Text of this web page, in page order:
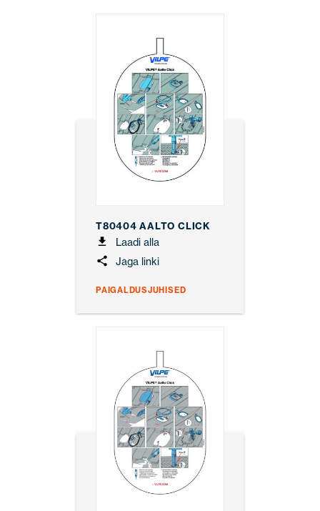
T80404 AALTO CLICK
Laadi alla
Jaga linki
PAIGALDUSJUHISED